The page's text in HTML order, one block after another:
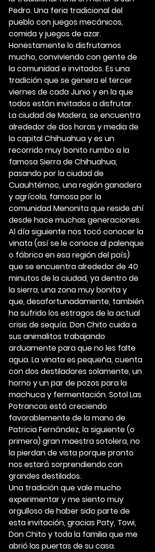
Pedro. Una feria tradicional del
pueblo con juegos mecánicos,
comida y juegos de azar.
Honestamente lo disfrutamos
mucho, conviviendo con gente de
la comunidad e invitados. Es una
tradición que se genera el tercer
viernes de cada Junio y en la que
todos están invitados a disfrutar.
La ciudad de Madera, se encuentra
alrededor de dos horas y media de
la capital Chihuahua y es un
recorrido muy bonito rumbo a la
famosa Sierra de Chihuahua,
pasando por la ciudad de
Cuauhtémoc, una región ganadera
y agrícola, famosa por la
comunidad Menonita que reside ahí
desde hace muchas generaciones.
Al día siguiente nos tocó conocer la
vinata (así se le conoce al palenque
o fábrica en esa región del país)
que se encuentra alrededor de 40
minutos de la ciudad, ya dentro de
la sierra, una zona muy bonita y
que, desafortunadamente, también
ha sufrido los estragos de la actual
crisis de sequía. Don Chito cuida a
sus animalitos trabajando
arduamente para que no les falte
agua. La vinata es pequeña, cuenta
con dos destiladores solamente, un
horno y un par de pozos para la
machuca y fermentación. Sotol Las
Potrancas está creciendo
favorablemente de la mano de
Patricia Fernández, la siguiente (o
primera) gran maestra sotolera, no
la pierdan de vista porque pronto
nos estará sorprendiendo con
grandes destilados.
Una tradición que vale mucho
experimentar y me siento muy
orgulloso de haber sido parte de
esta invitación, gracias Paty, Towi,
Don Chito y toda la familia que me
abrió las puertas de su casa.